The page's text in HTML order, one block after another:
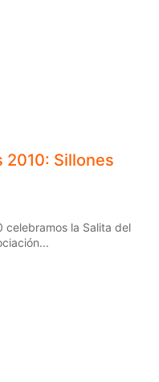
2010: Sillones
celebramos la Salita del